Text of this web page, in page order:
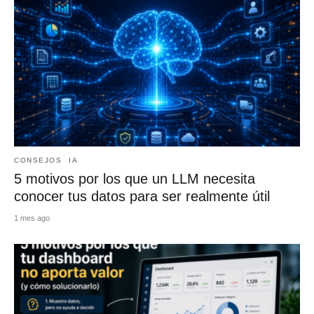
CONSEJOS IA
5 motivos por los que un LLM necesita
conocer tus datos para ser realmente útil
1 mes ago